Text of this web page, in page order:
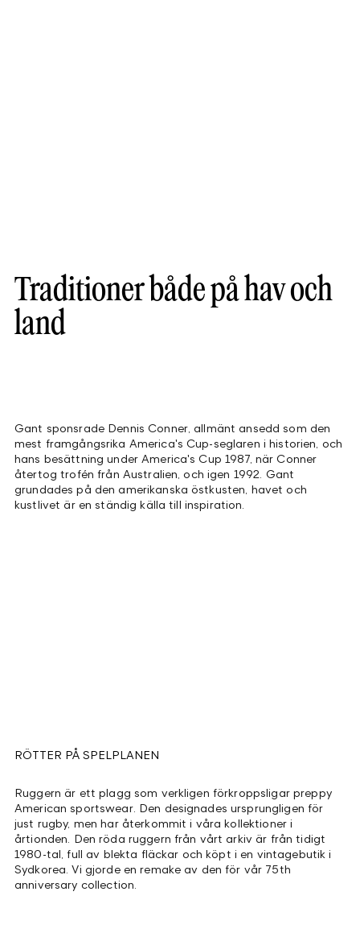
Traditioner både på hav och
land
Gant sponsrade Dennis Conner, allmänt ansedd som den
mest framgångsrika America's Cup-seglaren i historien, och
hans besättning under America's Cup 1987, när Conner
återtog trofén från Australien, och igen 1992. Gant
grundades på den amerikanska östkusten, havet och
kustlivet är en ständig källa till inspiration.
RÖTTER PÅ SPELPLANEN
Ruggern är ett plagg som verkligen förkroppsligar preppy
American sportswear. Den designades ursprungligen för
just rugby, men har återkommit i våra kollektioner i
årtionden. Den röda ruggern från vårt arkiv är från tidigt
1980-tal, full av blekta fläckar och köpt i en vintagebutik i
Sydkorea. Vi gjorde en remake av den för vår 75th
anniversary collection.